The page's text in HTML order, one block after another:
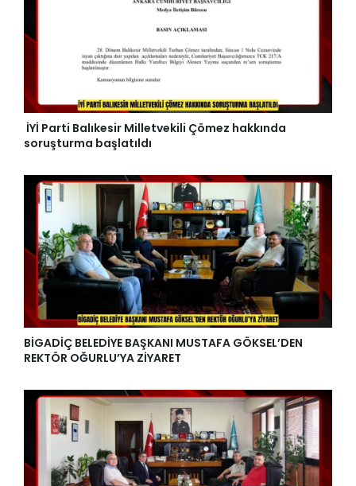
İYİ Parti Balıkesir Milletvekili Çömez hakkında
soruşturma başlatıldı
BİGADİÇ BELEDİYE BAŞKANI MUSTAFA GÖKSEL’DEN
REKTÖR OĞURLU’YA ZİYARET